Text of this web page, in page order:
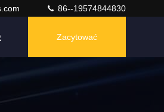
86--19574844830
Zacytować